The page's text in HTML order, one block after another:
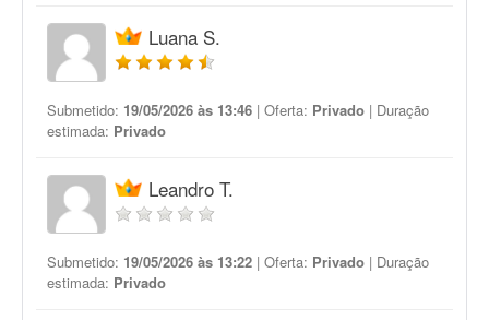
Luana S.
Submetido: 19/05/2026 às 13:46 | Oferta: Privado | Duração
estimada: Privado
Leandro T.
Submetido: 19/05/2026 às 13:22 | Oferta: Privado | Duração
estimada: Privado